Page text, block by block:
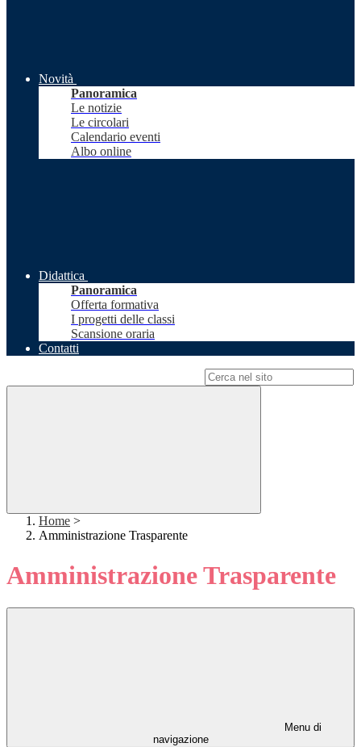
Novità
Panoramica
Le notizie
Le circolari
Calendario eventi
Albo online
Didattica
Panoramica
Offerta formativa
I progetti delle classi
Scansione oraria
Contatti
Home >
Amministrazione Trasparente
Amministrazione Trasparente
Menu di
navigazione